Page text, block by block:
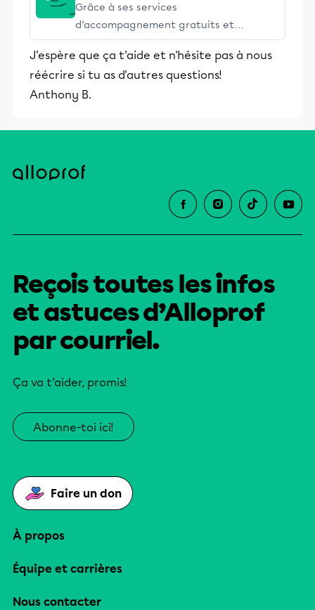
Grâce à ses services
d’accompagnement gratuits et
stimulants, Alloprof engage les élèves
et leurs parents dans la réussite
éducative.
J'espère que ça t'aide et n'hésite pas à nous
réécrire si tu as d'autres questions!
Anthony B.
Reçois toutes les infos
et astuces d’Alloprof
par courriel.
Ça va t’aider, promis!
Abonne-toi ici!
Faire un don
À propos
Équipe et carrières
Nous contacter